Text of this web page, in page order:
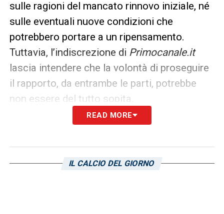
sulle ragioni del mancato rinnovo iniziale, né
sulle eventuali nuove condizioni che
potrebbero portare a un ripensamento.
Tuttavia, l’indiscrezione di Primocanale.it
lascia intendere che la volontà di proseguire
il rapporto, da entrambe le parti, potrebbe
non essere del tutto sopita.
Gli addetti ai lavori e i tifosi della
ancora a tinte blucerchiate o se il
READ MORE
IL CALCIO DEL GIORNO